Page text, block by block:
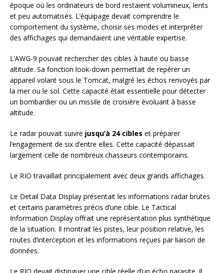
époque où les ordinateurs de bord restaient volumineux, lents
et peu automatisés. L’équipage devait comprendre le
comportement du système, choisir ses modes et interpréter
des affichages qui demandaient une véritable expertise.
L’AWG-9 pouvait rechercher des cibles à haute ou basse
altitude. Sa fonction look-down permettait de repérer un
appareil volant sous le Tomcat, malgré les échos renvoyés par
la mer ou le sol. Cette capacité était essentielle pour détecter
un bombardier ou un missile de croisière évoluant à basse
altitude.
Le radar pouvait suivre jusqu’à 24 cibles et préparer
l’engagement de six d’entre elles. Cette capacité dépassait
largement celle de nombreux chasseurs contemporains.
Le RIO travaillait principalement avec deux grands affichages.
Le Detail Data Display présentait les informations radar brutes
et certains paramètres précis d’une cible. Le Tactical
Information Display offrait une représentation plus synthétique
de la situation. Il montrait les pistes, leur position relative, les
routes d’interception et les informations reçues par liaison de
données.